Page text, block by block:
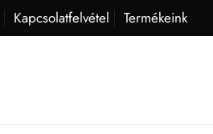
Kapcsolatfelvétel Termékeink